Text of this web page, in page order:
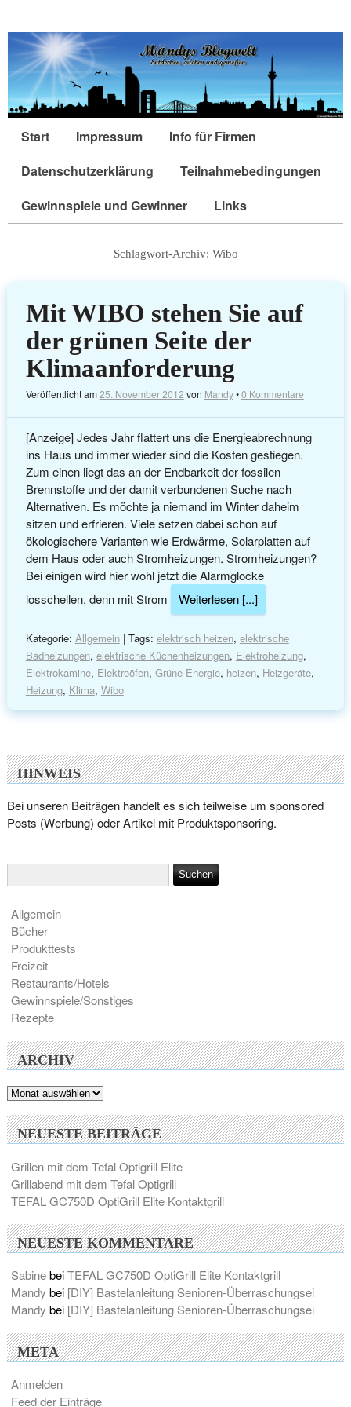
Start Impressum
Info für Firmen
Datenschutzerklärung
Teilnahmebedingungen
Gewinnspiele und Gewinner
Links
Schlagwort-Archiv: Wibo
Mit WIBO stehen Sie auf
der grünen Seite der
Klimaanforderung
Veröffentlicht am25. November 2012 von Mandy•0 Kommentare
[Anzeige] Jedes Jahr flattert uns die Energieabrechnung
ins Haus und immer wieder sind die Kosten gestiegen.
Zum einen liegt das an der Endbarkeit der fossilen
Brennstoffe und der damit verbundenen Suche nach
Alternativen. Es möchte ja niemand im Winter daheim
sitzen und erfrieren. Viele setzen dabei schon auf
ökologischere Varianten wie Erdwärme, Solarplatten auf
dem Haus oder auch Stromheizungen. Stromheizungen?
Bei einigen wird hier wohl jetzt die Alarmglocke
losschellen, denn mit Strom
Weiterlesen [...]
Kategorie: Allgemein| Tags: elektrisch heizen, elektrische
Badheizungen, elektrische Küchenheizungen, Elektroheizung,
Elektrokamine, Elektroöfen, Grüne Energie, heizen, Heizgeräte,
Heizung, Klima, Wibo
HINWEIS
Bei unseren Beiträgen handelt es sich teilweise um sponsored
Posts (Werbung) oder Artikel mit Produktsponsoring.
Allgemein
Bücher
Produkttests
Freizeit
Restaurants/Hotels
Gewinnspiele/Sonstiges
Rezepte
ARCHIV
Archiv
NEUESTE BEITRÄGE
Grillen mit dem Tefal Optigrill Elite
Grillabend mit dem Tefal Optigrill
TEFAL GC750D OptiGrill Elite Kontaktgrill
NEUESTE KOMMENTARE
SabinebeiTEFAL GC750D OptiGrill Elite Kontaktgrill
Mandy bei [DIY] Bastelanleitung Senioren-Überraschungsei
Mandy bei [DIY] Bastelanleitung Senioren-Überraschungsei
META
Anmelden
Feed der Einträge